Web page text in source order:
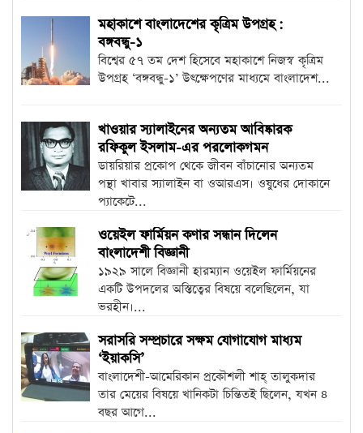
মহাকাশে বাংলাদেশের কৃত্রিম উপগ্রহ :
বঙ্গবন্ধু-১
বিশ্বের ৫৭ তম দেশ হিসেবে মহাকাশে নিজস্ব কৃত্রিম
উপগ্রহ ‘বঙ্গবন্ধু-১’ উৎক্ষেপণের মাধ্যমে বাংলাদেশ...
খাওয়ার স্যালাইনের অন্যতম আবিষ্কারক
রফিকুল ইসলাম-এর পরলোকগমন
ডায়রিয়ার প্রকোপ থেকে জীবন বাঁচানোর অন্যতম
পন্থা খাবার স্যালাইন বা ওআরএস। ওষুধের দোকানে
প্যাকেটে...
ওয়েইল ফার্মিয়ন কণার সন্ধান দিলেন
বাংলাদেশী বিজ্ঞানী
১৯২৯ সালে বিজ্ঞানী হারম্যান ওয়েইল ফার্মিয়নের
একটি উপদলের অস্তিত্বের বিষয়ে বলেছিলেন, যা
ভরহীন।...
সরাসরি সম্প্রচারে সক্ষম যোগাযোগ মাধ্যম
‘ইয়াকসি’
বাংলাদেশী-আমেরিকান প্রকৌশলী শাহ্‌ তালুকদার
তার মেয়ের বিষয়ে খানিকটা চিন্তিতই ছিলেন, যখন ৪
বছর আগে...